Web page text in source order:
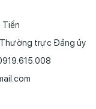
Tiến
trực Đảng ủy